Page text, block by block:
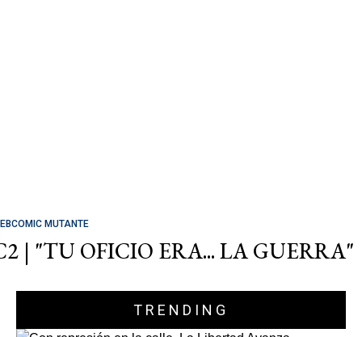
MUTANTE
| "TU OFICIO ERA... LA GUERRA"
TRENDING